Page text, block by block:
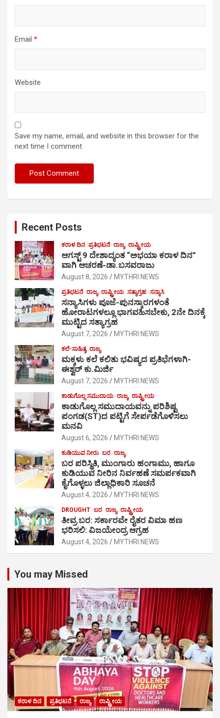
Email *
Website
Save my name, email, and website in this browser for the
next time I comment.
Recent Posts
ಕರಾಳ ದಿನ ಪ್ರತಿಭಟನೆ ರಾಜ್ಯ ರಾಷ್ಟ್ರೀಯ
ಆಗಸ್ಟ್ 9 ದೇಶಾದ್ಯಂತ “ಅಭಯಾ ಕರಾಳ ದಿನ”
ವಾಗಿ ಆಚರಣೆ-ಡಾ.ಬಸವರಾಜು
August 8, 2026 MYTHRI NEWS
ಪ್ರತಿಭಟನೆ ರಾಜ್ಯ ರಾಷ್ಟ್ರೀಯ ಸತ್ಯಾಗ್ರಹ ಸನ್ಯಾಸಿ
ಸನ್ಯಾಸಿಗಳು ಪೂಜೆ-ಪುನಸ್ಕಾರಗಳಂತೆ
ಹೋರಾಟಗಳಲ್ಲೂ ಭಾಗವಹಿಸಬೇಕು, 2ನೇ ದಿನಕ್ಕೆ
ಮುಟ್ಟಿದ ಸತ್ಯಾಗ್ರಹ
August 7, 2026 MYTHRI NEWS
ಕಲೆ-ಸಾಹಿತ್ಯ ರಾಜ್ಯ
ಮಕ್ಕಳು ಕಲೆ ಕಲಿತು ಭವಿಷ್ಯದ ಪ್ರತಿಭೆಗಳಾಗಿ-
ಈಶ್ವರ್ ಕು.ಮಿರ್ಜಿ
August 7, 2026 MYTHRI NEWS
ಕಾಡುಗೊಲ್ಲ ಸಮುದಾಯ ರಾಜ್ಯ ರಾಷ್ಟ್ರೀಯ
ಕಾಡುಗೊಲ್ಲ ಸಮುದಾಯವನ್ನು ಪರಿಶಿಷ್ಟ
ಪಂಗಡ(ST)ದ ಪಟ್ಟಿಗೆ ಸೇರ್ಪಡೆಗೊಳಿಸಲು
ಮನವಿ
August 6, 2026 MYTHRI NEWS
ಕುಡಿಯುವ ನೀರು ಬರ ರಾಜ್ಯ
ಬರ ಪರಿಸ್ಥಿತಿ, ಮುಂಗಾರು ಹಂಗಾಮು, ಹಾಗೂ
ಕುಡಿಯುವ ನೀರಿನ ನಿರ್ವಹಣೆ ಸಮರ್ಪಕವಾಗಿ
ಕೈಗೊಳ್ಳಲು ಜಿಲ್ಲಾಧಿಕಾರಿ ಸೂಚನೆ
August 4, 2026 MYTHRI NEWS
DROUGHT ಬರ ರಾಜ್ಯ ರಾಷ್ಟ್ರೀಯ
ತೀವ್ರ ಬರ: ಸರ್ಕಾರವೇ ರೈತರ ವಿಮಾ ಹಣ
ಭರಿಸಲಿ: ವಿಜಯೇಂದ್ರ ಆಗ್ರಹ
August 4, 2026 MYTHRI NEWS
You may Missed
ಕರಾಳ ದಿನ ಪ್ರತಿಭಟನೆ ರಾಜ್ಯ ರಾಷ್ಟ್ರೀಯ